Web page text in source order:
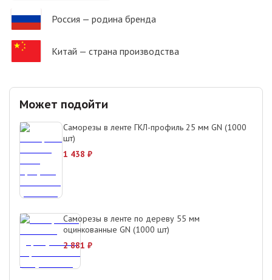
Россия — родина бренда
Китай — страна производства
Может подойти
Саморезы в ленте ГКЛ-профиль 25 мм GN (1000
шт)
1 438 ₽
Саморезы в ленте по дереву 55 мм
оцинкованные GN (1000 шт)
2 881 ₽